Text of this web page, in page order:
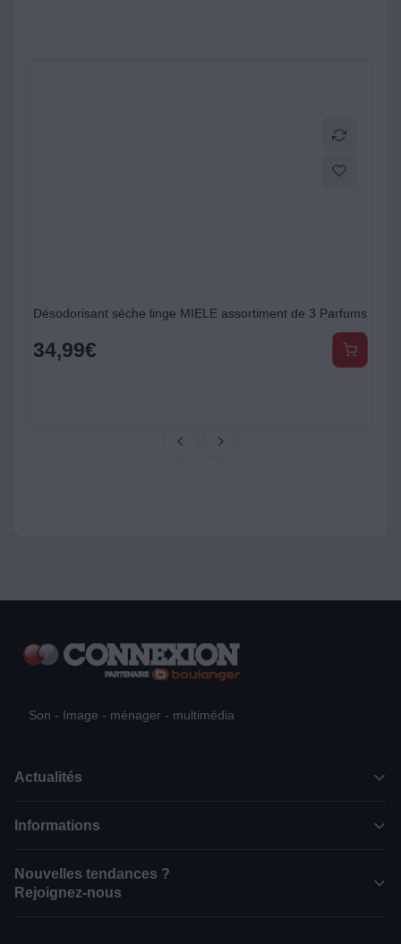
Désodorisant sèche linge MIELE assortiment de 3 Parfums
34,99€
Son - Image - ménager - multimédia
Actualités
Informations
Nouvelles tendances ?
Rejoignez-nous